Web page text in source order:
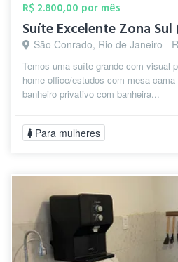
R$ 2.800,00 por mês
Suíte Excelente Zona
São Conrado, Rio de Janeiro -
Temos uma suíte grande com visual
home-office/estudos com mesa
banheiro privativo com banheira...
Para mulheres